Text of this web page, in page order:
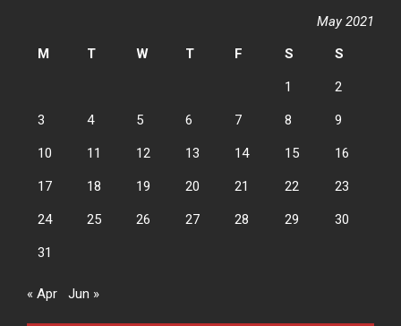
May 2021
M
T W T F S S
1 2
3 4 5 6 7 8 9
10 11 12 13 14 15 16
17 18 19 20 21 22 23
24 25 26 27 28 29 30
31
« Apr Jun »